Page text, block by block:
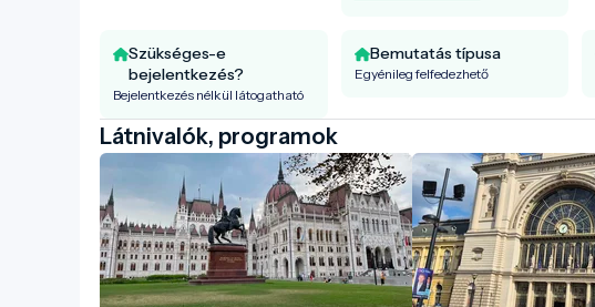
Szükséges-e
bejelentkezés?
Bejelentkezés nélkül látogatható
Bemutatás típusa
Egyénileg felfedezhető
Látnivalók, programok